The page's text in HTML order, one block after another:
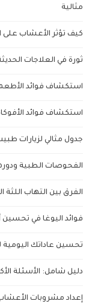
مثالية
كيف تؤثر الأعشاب على
ثورة في العلاجات
استكشاف فوائد
استكشاف فوائد
جدول مثالي لزيارات
الفحوصات الطبية
الفرق بين التهاب
فوائد اليوغا في
تحسين عاداتك
دليل شامل: الأسئلة
إعداد مشروبات